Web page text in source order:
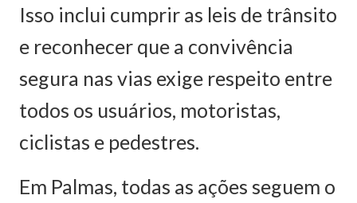
Isso inclui cumprir as leis de trânsito
e reconhecer que a convivência
segura nas vias exige respeito entre
todos os usuários, motoristas,
ciclistas e pedestres.
Em Palmas, todas as ações seguem o